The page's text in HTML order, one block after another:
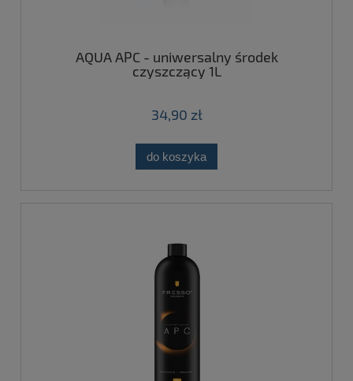
AQUA APC - uniwersalny środek
czyszczący 1L
34,90 zł
do koszyka